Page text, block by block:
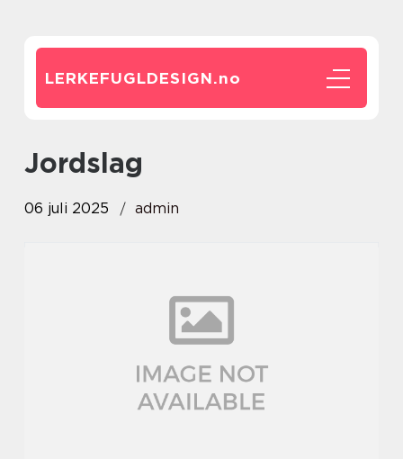
LERKEFUGLDESIGN.no
Jordslag
06 juli 2025 admin